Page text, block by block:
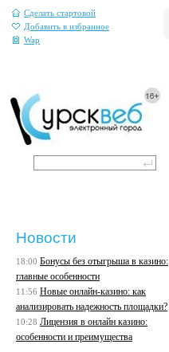
Сделать стартовой
Добавить в избранное
Wap
Новости
18:00 Бонусы без отыгрыша в казино:
главные особенности
11:56 Новые онлайн-казино: как
анализировать надежность площадки?
10:28 Лицензия в онлайн казино:
особенности и преимущества